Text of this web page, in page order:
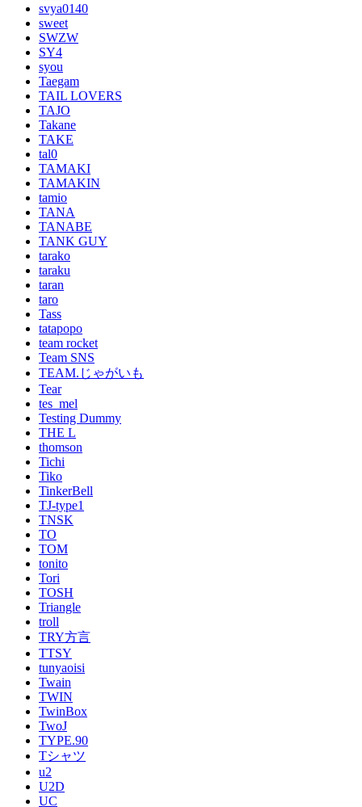
svya0140
sweet
SWZW
SY4
syou
Taegam
TAIL LOVERS
TAJO
Takane
TAKE
tal0
TAMAKI
TAMAKIN
tamio
TANA
TANABE
TANK GUY
tarako
taraku
taran
taro
Tass
tatapopo
team rocket
Team SNS
TEAM.じゃがいも
Tear
tes_mel
Testing Dummy
THE L
thomson
Tichi
Tiko
TinkerBell
TJ-type1
TNSK
TO
TOM
tonito
Tori
TOSH
Triangle
troll
TRY方言
TTSY
tunyaoisi
Twain
TWIN
TwinBox
TwoJ
TYPE.90
Tシャツ
u2
U2D
UC